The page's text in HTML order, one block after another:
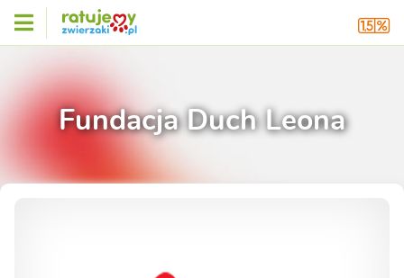
Fundacja Duch Leona